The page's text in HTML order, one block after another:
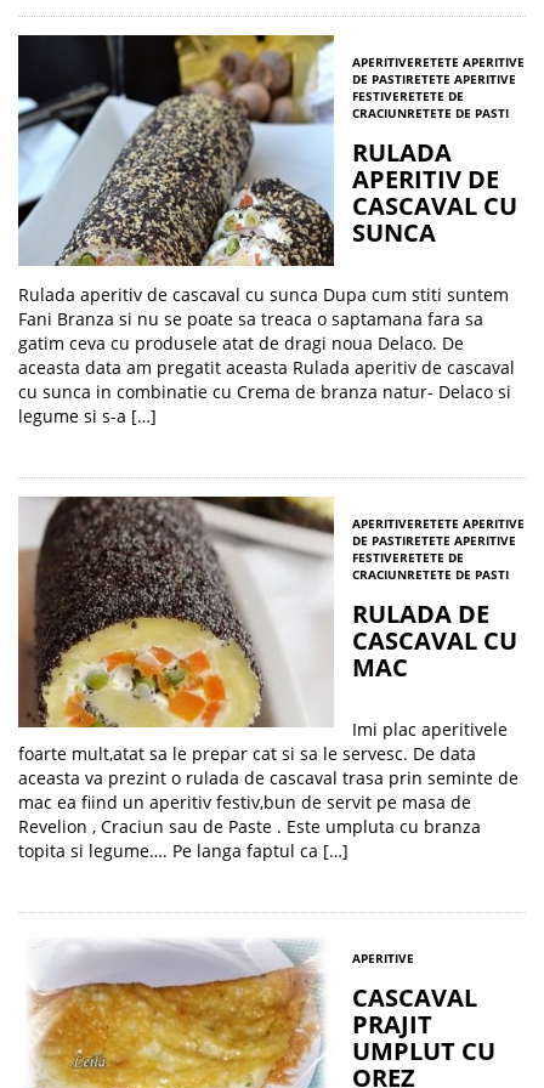
APERITIVERETETE APERITIVE
DE PASTIRETETE APERITIVE
FESTIVERETETE DE
CRACIUNRETETE DE PASTI
RULADA
APERITIV DE
CASCAVAL CU
SUNCA
Rulada aperitiv de cascaval cu sunca Dupa cum stiti suntem
Fani Branza si nu se poate sa treaca o saptamana fara sa
gatim ceva cu produsele atat de dragi noua Delaco. De
aceasta data am pregatit aceasta Rulada aperitiv de cascaval
cu sunca in combinatie cu Crema de branza natur- Delaco si
legume si s-a […]
APERITIVERETETE APERITIVE
DE PASTIRETETE APERITIVE
FESTIVERETETE DE
CRACIUNRETETE DE PASTI
RULADA DE
CASCAVAL CU
MAC
Imi plac aperitivele
foarte mult,atat sa le prepar cat si sa le servesc. De data
aceasta va prezint o rulada de cascaval trasa prin seminte de
mac ea fiind un aperitiv festiv,bun de servit pe masa de
Revelion , Craciun sau de Paste . Este umpluta cu branza
topita si legume…. Pe langa faptul ca […]
APERITIVE
CASCAVAL
PRAJIT
UMPLUT CU
OREZ